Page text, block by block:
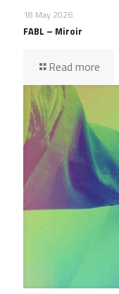
18 May 2026
FABL – Miroir
Read more